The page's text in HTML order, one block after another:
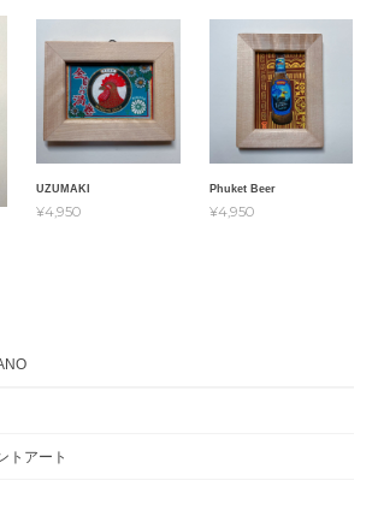
UZUMAKI
¥4,950
Phuket Beer
¥4,950
トアート